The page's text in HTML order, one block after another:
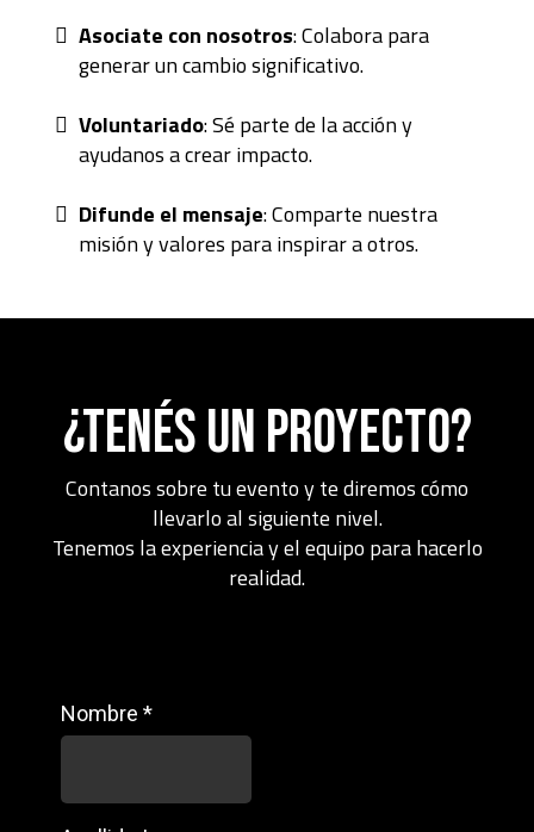
Asociate con nosotros: Colabora para
generar un cambio significativo.
Voluntariado: Sé parte de la acción y
ayudanos a crear impacto.
Difunde el mensaje: Comparte nuestra
misión y valores para inspirar a otros.
¿TenÉs un proyecto?
Contanos sobre tu evento y te diremos cómo
llevarlo al siguiente nivel.
Tenemos la experiencia y el equipo para hacerlo
realidad.
Nombre *